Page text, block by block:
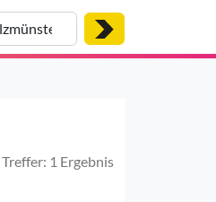
Treffer: 1 Ergebnis